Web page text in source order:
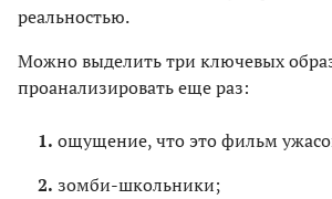
реальностью.
Можно выделить три ключевых
проанализировать еще раз:
ощущение, что это фильм
зомби-школьники;